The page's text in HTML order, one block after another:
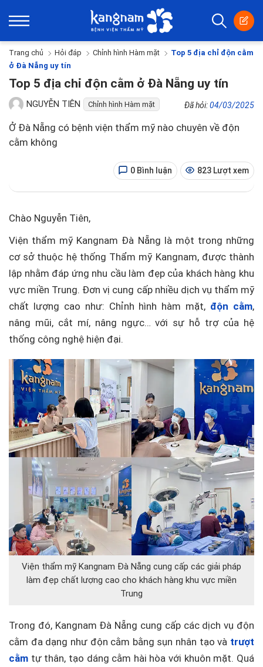
Trang chủ Hỏi đáp Chỉnh hình Hàm mặt
Top 5 địa chỉ độn cằm
ở Đà Nẵng uy tín
Top 5 địa chỉ độn cằm ở Đà Nẵng uy tín
NGUYỄN TIÊN Chỉnh hình Hàm mặt Đã hỏi:04/03/2025
Ở Đà Nẵng có bệnh viện thẩm mỹ nào chuyên về độn
cằm không
0 Bình luận 823 Lượt xem
Chào Nguyễn Tiên,
Viện thẩm mỹ Kangnam Đà Nẵng là một trong những
cơ sở thuộc hệ thống Thẩm mỹ Kangnam, được thành
lập nhằm đáp ứng nhu cầu làm đẹp của khách hàng khu
vực miền Trung. Đơn vị cung cấp nhiều dịch vụ thẩm mỹ
chất lượng cao như: Chỉnh hình hàm mặt, độn cằm,
nâng mũi, cắt mí, nâng ngực… với sự hỗ trợ của hệ
thống công nghệ hiện đại.
Viện thẩm mỹ Kangnam Đà Nẵng cung cấp các giải pháp
làm đẹp chất lượng cao cho khách hàng khu vực miền
Trung
Trong đó, Kangnam Đà Nẵng cung cấp các dịch vụ độn
cằm đa dạng như độn cằm bằng sụn nhân tạo và trượt
cằm tự thân, tạo dáng cằm hài hòa với khuôn mặt. Quá